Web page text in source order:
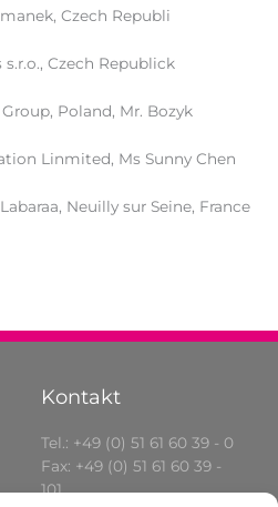
Czech Republi
s.r.o., Czech Republick
Pol­and, Mr. Bozyk
Lin­mit­ed, Ms Sun­ny Chen
Neuil­ly sur Sei­ne, France
Kontakt
Tel.: +49 (0) 51 61 60 39 - 0
Fax: +49 (0) 51 61 60 39 -
101